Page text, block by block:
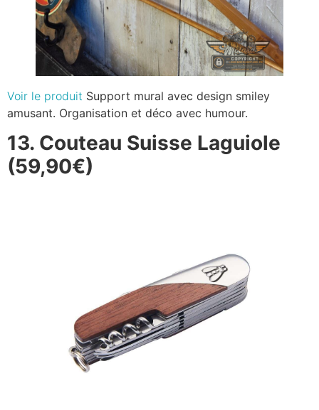
Voir le produit Support mural avec design smiley
amusant. Organisation et déco avec humour.
13. Couteau Suisse Laguiole
(59,90€)